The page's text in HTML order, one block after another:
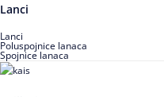
Lanci
Lanci
Poluspojnice lanaca
Spojnice lanaca